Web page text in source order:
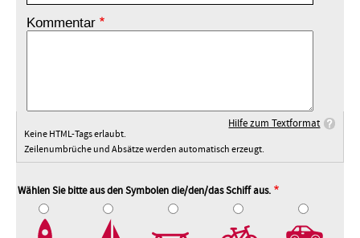
Kommentar
Hilfe zum Textformat
Keine HTML-Tags erlaubt.
Zeilenumbrüche und Absätze werden automatisch erzeugt.
Wählen Sie bitte aus den Symbolen die/den/das Schiff aus.